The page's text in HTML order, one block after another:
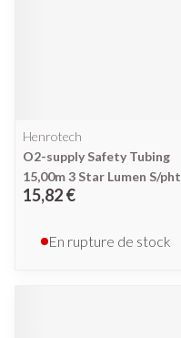
Henrotech
O2-supply Safety Tubing
15,00m 3 Star Lumen S/pht
15,82 €
En rupture de stock